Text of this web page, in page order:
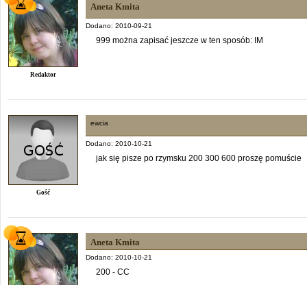
Redaktor
Aneta Kmita
Dodano: 2010-09-21
999 można zapisać jeszcze w ten sposób: IM
Gość
ewcia
Dodano: 2010-10-21
jak się pisze po rzymsku 200 300 600 proszę pomuście
Aneta Kmita
Dodano: 2010-10-21
200 - CC